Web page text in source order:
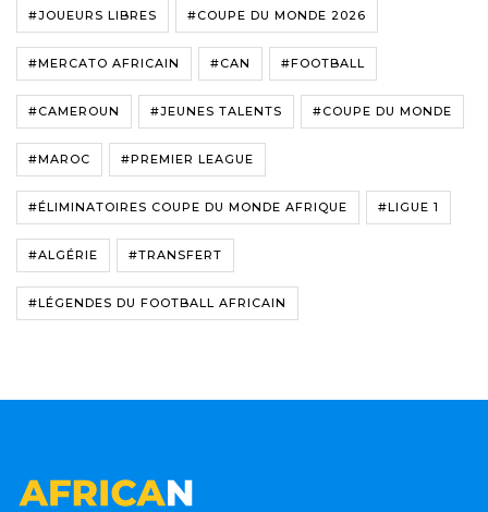
#JOUEURS LIBRES #COUPE DU MONDE 2026
#MERCATO AFRICAIN #CAN #FOOTBALL
#CAMEROUN #JEUNES TALENTS #COUPE DU MONDE
#MAROC #PREMIER LEAGUE
#ÉLIMINATOIRES COUPE DU MONDE AFRIQUE #LIGUE 1
#ALGÉRIE #TRANSFERT
#LÉGENDES DU FOOTBALL AFRICAIN